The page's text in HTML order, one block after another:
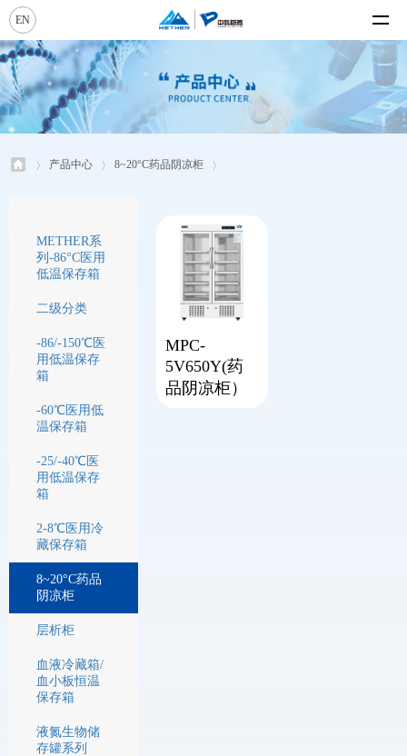
EN
产品中心 8~20°C药品阴凉柜
METHER系
列-86°C医用
低温保存箱
二级分类
-86/-150℃医
用低温保存
箱
-60℃医用低
温保存箱
-25/-40℃医
用低温保存
箱
2-8℃医用冷
藏保存箱
8~20°C药品
阴凉柜
层析柜
血液冷藏箱/
血小板恒温
保存箱
液氮生物储
存罐系列
MPC-
5V650Y(药
品阴凉柜）